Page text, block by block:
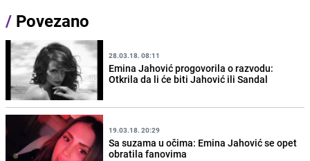
/ Povezano
28.03.18. 08:11
Emina Jahović progovorila o razvodu:
Otkrila da li će biti Jahović ili Sandal
19.03.18. 20:29
Sa suzama u očima: Emina Jahović se opet
obratila fanovima